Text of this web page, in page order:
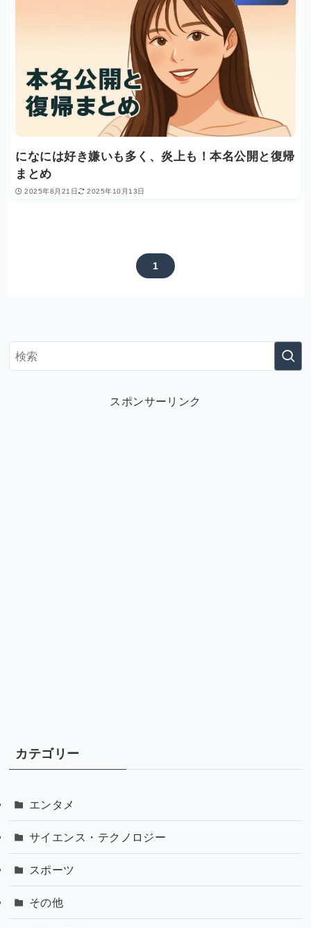
になには好き嫌いも多く、炎上も！本名公開と復帰
まとめ
2025年8月21日 2025年10月13日
1
スポンサーリンク
カテゴリー
エンタメ
サイエンス・テクノロジー
スポーツ
その他